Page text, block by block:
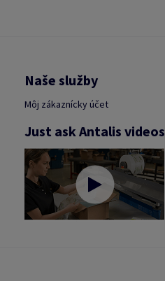
Naše služby
Môj zákaznícky účet
Just ask Antalis videos